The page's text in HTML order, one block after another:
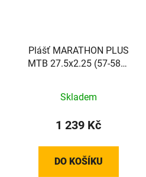
Plášť MARATHON PLUS
MTB 27.5x2.25 (57-584)
Skladem
1 239 Kč
DO KOŠÍKU